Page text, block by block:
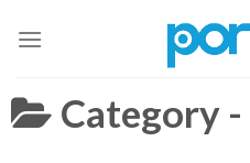
Category -